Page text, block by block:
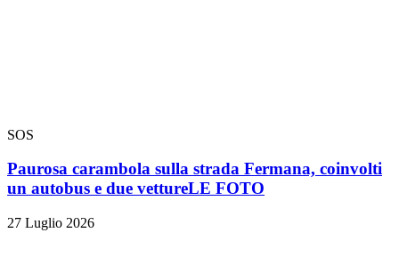
SOS
Paurosa carambola sulla strada Fermana, coinvolti
un autobus e due vettureLE FOTO
27 Luglio 2026